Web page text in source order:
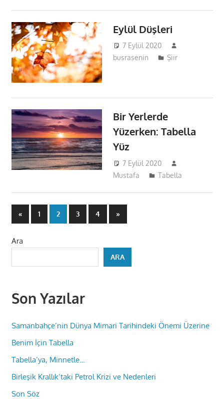
Eylül Düşleri
7 Eylül 2020
busrasenin
Şiir
Bir Yerlerde
Yüzerken: Tabella
Yüz
7 Eylül 2020
Mustafa
Tabella
Yazı
«Previous
Posts
1 2 3 4
Next
Posts
»
Ara
ARA
Son Yazılar
Samanbahçe’nin Dünya Mimari Tarihindeki Önemi Üzerine
Benim İçin Tabella
Tabella’ya, Minnetle…
Birleşik Krallık’taki Petrol Krizi ve Nedenleri
Son Söz